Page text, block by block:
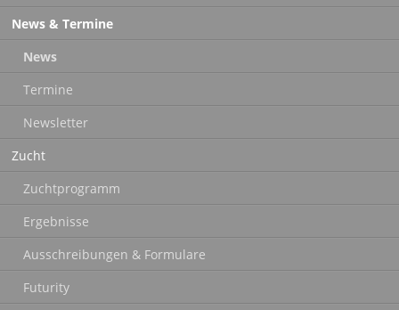
News & Termine
News
Termine
Newsletter
Zucht
Zuchtprogramm
Ergebnisse
Ausschreibungen & Formulare
Futurity